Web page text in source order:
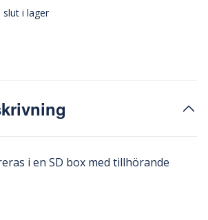
slut i lager
i en SD box med tillhörande